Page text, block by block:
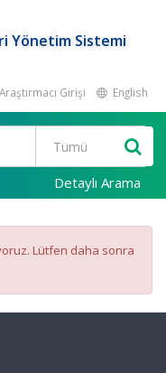
Yönetim Sistemi
Araştırmacı Girişi English
Detaylı Arama
Lütfen daha sonra